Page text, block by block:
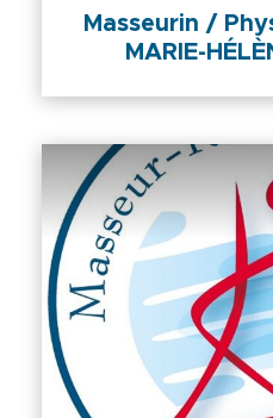
Masseurin /
MARIE-